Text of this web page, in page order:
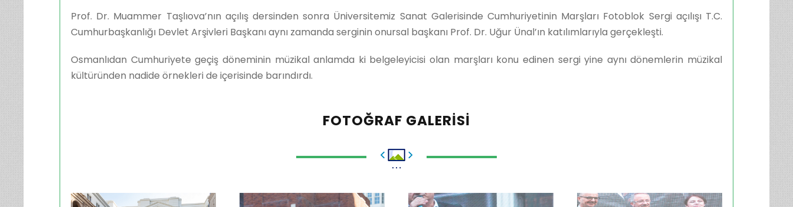
Prof. Dr. Muammer Taşlıova’nın açılış dersinden sonra Üniversitemiz Sanat Galerisinde Cumhuriyetinin Marşları Fotoblok Sergi açılışı T.C.
Cumhurbaşkanlığı Devlet Arşivleri Başkanı aynı zamanda serginin onursal başkanı Prof. Dr. Uğur Ünal’ın katılımlarıyla gerçekleşti.
Osmanlıdan Cumhuriyete geçiş döneminin müzikal anlamda ki belgeleyicisi olan marşları konu edinen sergi yine aynı dönemlerin müzikal
kültüründen nadide örnekleri de içerisinde barındırdı.
FOTOĞRAF GALERISI